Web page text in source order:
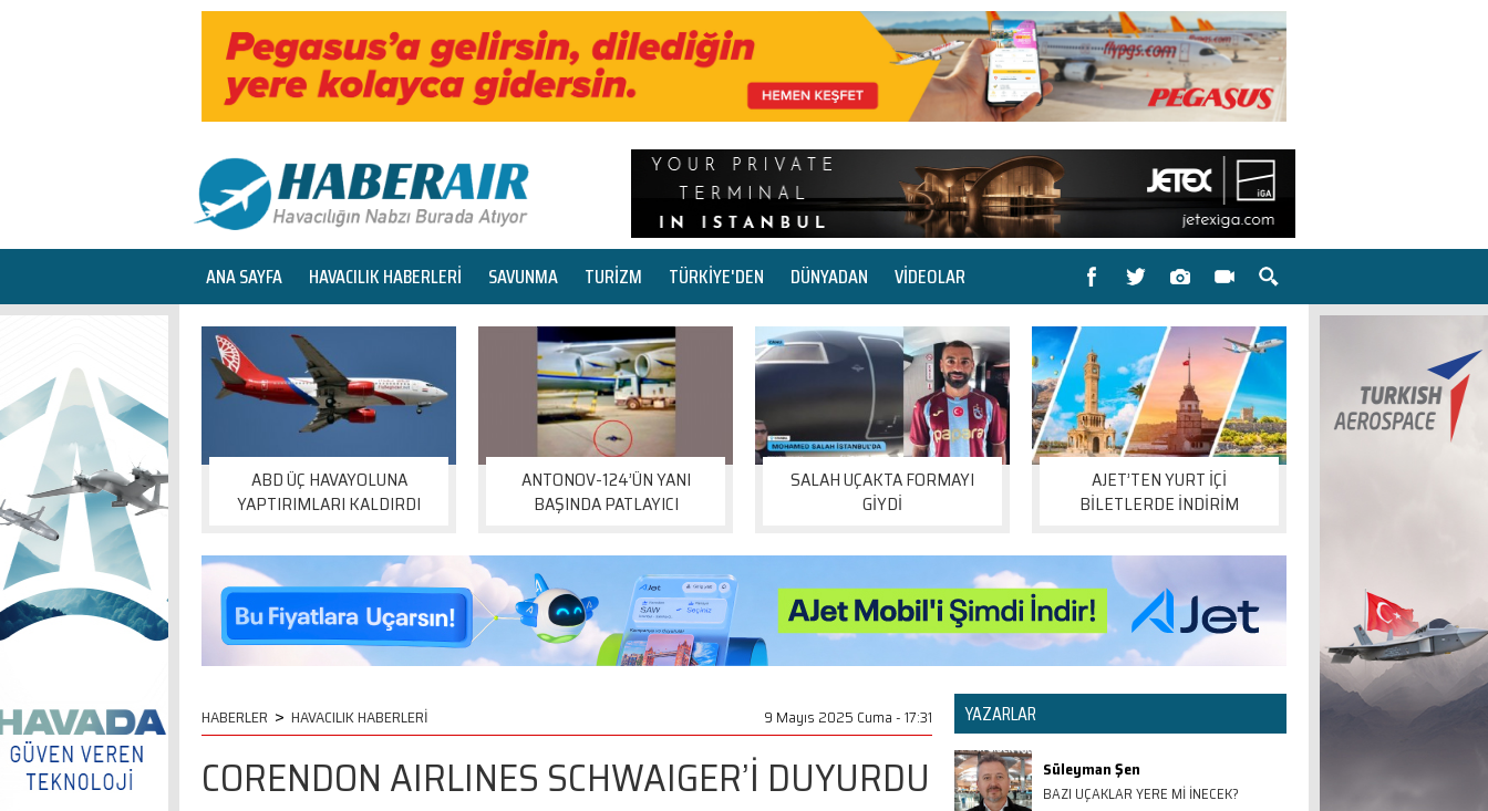
ANA SAYFA HAVACILIK HABERLERİ SAVUNMA TURİZM TÜRKİYE'DEN DÜNYADAN VİDEOLAR
ABD ÜÇ HAVAYOLUNA
YAPTIRIMLARI KALDIRDI
ANTONOV-124’ÜN YANI
BAŞINDA PATLAYICI
SALAH UÇAKTA FORMAYI
GİYDİ
AJET’TEN YURT İÇİ
BİLETLERDE İNDİRİM
HABERLER > HAVACILIK HABERLERİ 9 Mayıs 2025 Cuma - 17:31
CORENDON AIRLINES SCHWAIGER’İ DUYURDU
YAZARLAR
Süleyman Şen
BAZI UÇAKLAR YERE Mİ İNECEK?